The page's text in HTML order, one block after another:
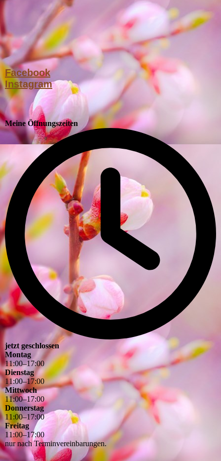
Facebook
Instagram
Meine Öffnungszeiten
jetzt geschlossen
Montag
11:00–17:00
Dienstag
11:00–17:00
Mittwoch
11:00–17:00
Donnerstag
11:00–17:00
Freitag
11:00–17:00
nur nach Terminvereinbarungen.